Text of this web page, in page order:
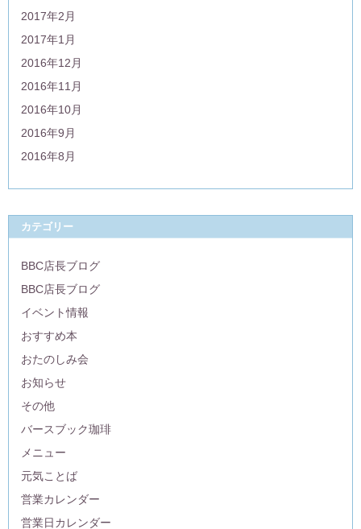
2017年2月
2017年1月
2016年12月
2016年11月
2016年10月
2016年9月
2016年8月
カテゴリー
BBC店長ブログ
BBC店長ブログ
イベント情報
おすすめ本
おたのしみ会
お知らせ
その他
バースブック珈琲
メニュー
元気ことば
営業カレンダー
営業日カレンダー